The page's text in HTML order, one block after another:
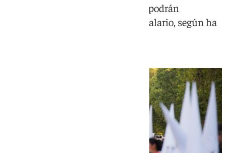
Serán las primeras imágenes que podrán
contemplarse en un centro hospitalario, según ha